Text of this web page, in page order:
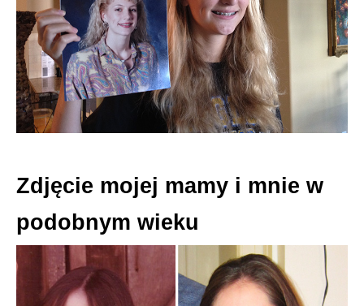
Zdjęcie mojej mamy i mnie w
podobnym wieku